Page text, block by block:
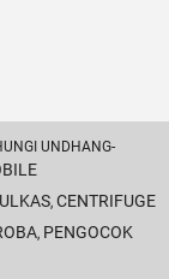
UNDHANG-
, CENTRIFUGE
, PENGOCOK